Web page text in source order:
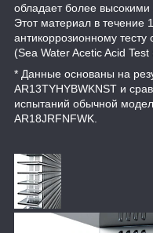
обладает более
Этот материал в течение
антикоррозионному
(Sea Water Acetic Acid Test
* Данные основаны на
AR13TYHYBWKNST и
испытаний обычной
AR18JRFNFWK.